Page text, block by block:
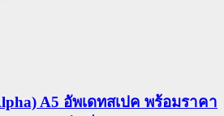
A5 อัพเดทสเปค พร้อมราคา